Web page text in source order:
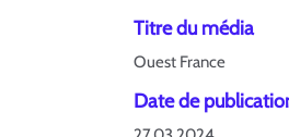
Titre du média
Ouest France
Date de